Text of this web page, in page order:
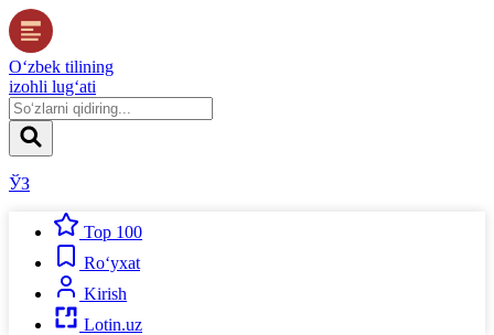
O‘zbek tilining
izohli lug‘ati
ЎЗ
Top 100
Ro‘yxat
Kirish
Lotin.uz